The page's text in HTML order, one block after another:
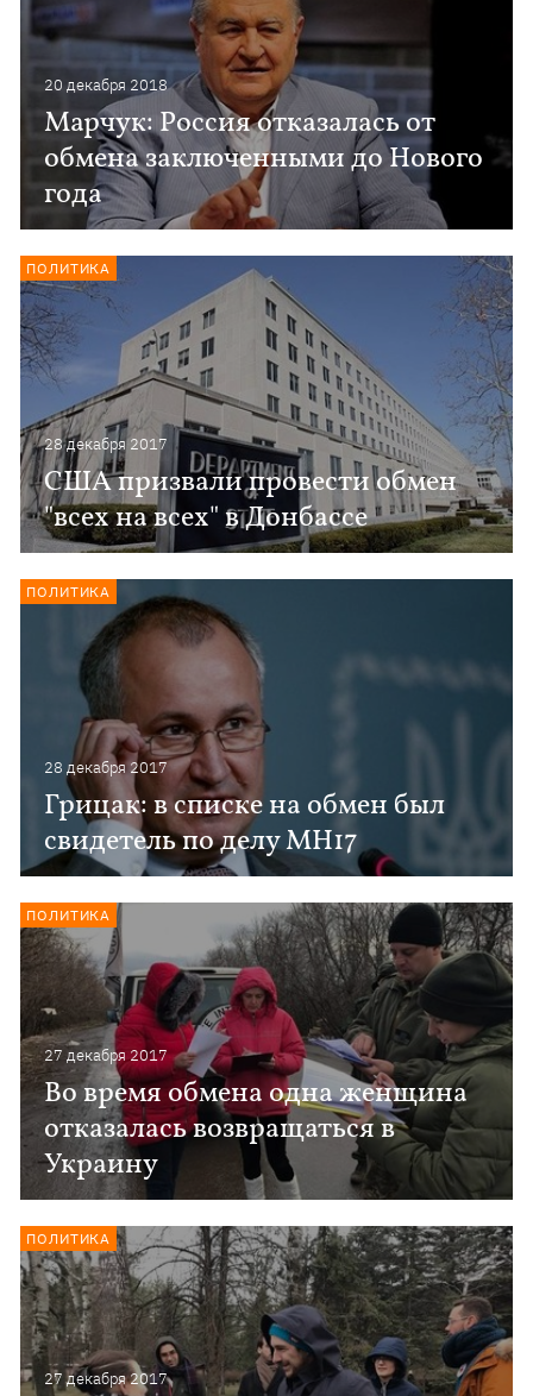
20 декабря 2018
Марчук: Россия отказалась от
обмена заключенными до Нового
года
28 декабря 2017
США призвали провести обмен
"всех на всех" в Донбассе
ПОЛИТИКА
28 декабря 2017
Грицак: в списке на обмен был
свидетель по делу MH17
ПОЛИТИКА
27 декабря 2017
Во время обмена одна женщина
отказалась возвращаться в
Украину
ПОЛИТИКА
27 декабря 2017
ПОЛИТИКА